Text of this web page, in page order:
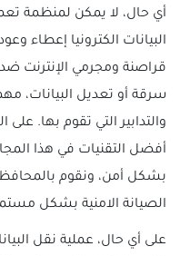
أي حال، لا يمكن لمنظمة
البيانات الكترونيا إعطاء
قراصنة ومجرمي الإنترنت
سرقة أو تعديل البيانات،
والتدابير التي تقوم بها.
أفضل التقنيات في هذا
بشكل أمن، ونقوم
الصيانة الامنية بشكل
على أي حال، عملية نقل